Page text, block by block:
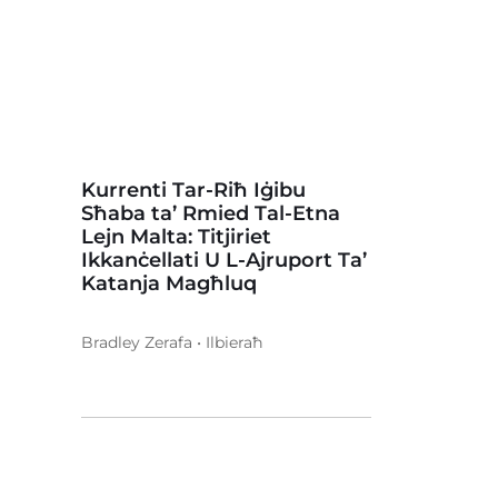
Kurrenti Tar-Riħ Iġibu
Sħaba ta’ Rmied Tal-Etna
Lejn Malta: Titjiriet
Ikkanċellati U L-Ajruport Ta’
Katanja Magħluq
Bradley Zerafa • Ilbieraħ